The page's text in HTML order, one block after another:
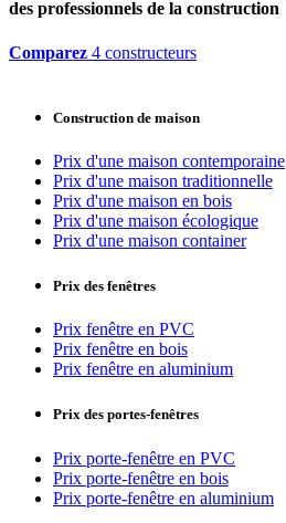
des professionnels de la construction
Comparez 4 constructeurs
Construction de maison
Prix d'une maison contemporaine
Prix d'une maison traditionnelle
Prix d'une maison en bois
Prix d'une maison écologique
Prix d'une maison container
Prix des fenêtres
Prix fenêtre en PVC
Prix fenêtre en bois
Prix fenêtre en aluminium
Prix des portes-fenêtres
Prix porte-fenêtre en PVC
Prix porte-fenêtre en bois
Prix porte-fenêtre en aluminium